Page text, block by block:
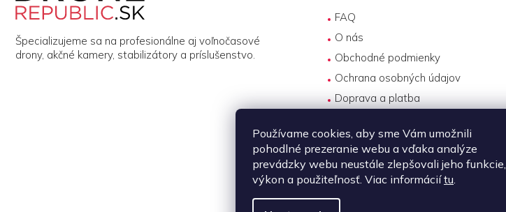
Používame cookies, aby sme Vám umožnili
pohodlné prezeranie webu a vďaka analýze
prevádzky webu neustále zlepšovali jeho funkcie,
výkon a použiteľnosť. Viac informáciítu.
Špecializujeme sa na profesionálne aj voľnočasové
drony, akčné kamery, stabilizátory a príslušenstvo.
FAQ
O nás
Obchodné podmienky
Ochrana osobných údajov
Doprava a platba
Servis produktov DJI
Návody na používanie
Požičovňa produktov